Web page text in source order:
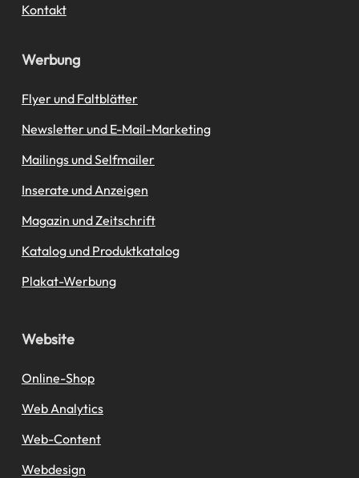
Kontakt
Werbung
Flyer und Faltblätter
Newsletter und E-Mail-Marketing
Mailings und Selfmailer
Inserate und Anzeigen
Magazin und Zeitschrift
Katalog und Produktkatalog
Plakat-Werbung
Website
Online-Shop
Web Analytics
Web-Content
Webdesign